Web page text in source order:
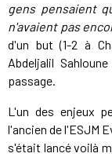
gens pensaient
n'avaient pas
d'un but (1-2 à
Abdeljalil
passage.
L'un des enjeux
l'ancien de l'ESJM
s'était lancé voilà